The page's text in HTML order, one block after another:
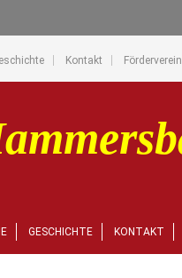
Kontakt
GESCHICHTE KONTAKT